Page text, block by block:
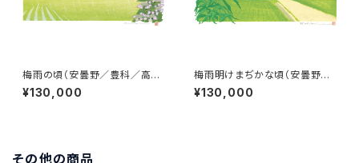
梅雨の頃（安曇野／豊科／高
家）常念岳、有明山
¥130,000
梅雨明けまぢかな頃（安曇野／
豊科／田沢）常念岳
¥130,000
その他の商品